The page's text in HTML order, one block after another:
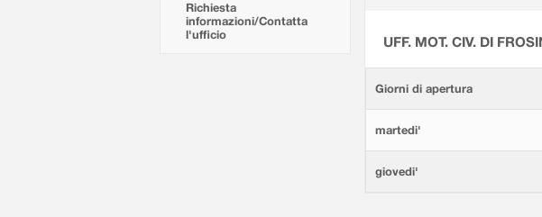
Richiesta
informazioni/Contatta
l'ufficio
UFF. MOT. CIV. DI
Giorni di apertura
martedi'
giovedi'